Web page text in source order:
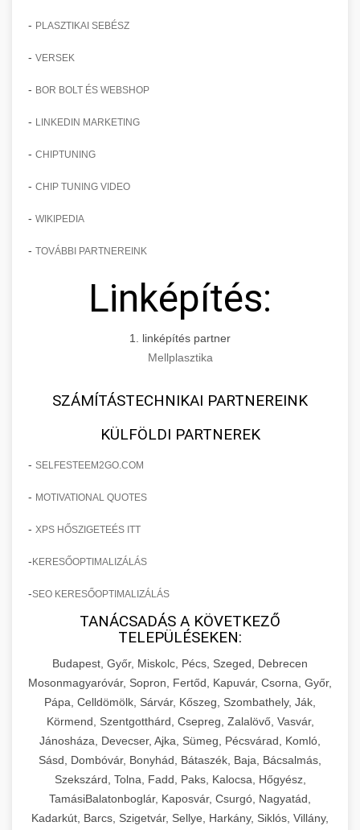
- PLASZTIKAI SEBÉSZ
- VERSEK
- BOR BOLT ÉS WEBSHOP
- LINKEDIN MARKETING
- CHIPTUNING
- CHIP TUNING VIDEO
- WIKIPEDIA
- TOVÁBBI PARTNEREINK
Linképítés:
1. linképítés partner
Mellplasztika
SZÁMÍTÁSTECHNIKAI PARTNEREINK
KÜLFÖLDI PARTNEREK
- SELFESTEEM2GO.COM
- MOTIVATIONAL QUOTES
- XPS HŐSZIGETEÉS ITT
- KERESŐOPTIMALIZÁLÁS
-SEO KERESŐOPTIMALIZÁLÁS
TANÁCSADÁS A KÖVETKEZŐ
TELEPÜLÉSEKEN:
Budapest, Győr, Miskolc, Pécs, Szeged, Debrecen
Mosonmagyaróvár, Sopron, Fertőd, Kapuvár, Csorna, Győr,
Pápa, Celldömölk, Sárvár, Kőszeg, Szombathely, Ják,
Körmend, Szentgotthárd, Csepreg, Zalalövő, Vasvár,
Jánosháza, Devecser, Ajka, Sümeg, Pécsvárad, Komló,
Sásd, Dombóvár, Bonyhád, Bátaszék, Baja, Bácsalmás,
Szekszárd, Tolna, Fadd, Paks, Kalocsa, Hőgyész,
TamásiBalatonboglár, Kaposvár, Csurgó, Nagyatád,
Kadarkút, Barcs, Szigetvár, Sellye, Harkány, Siklós, Villány,